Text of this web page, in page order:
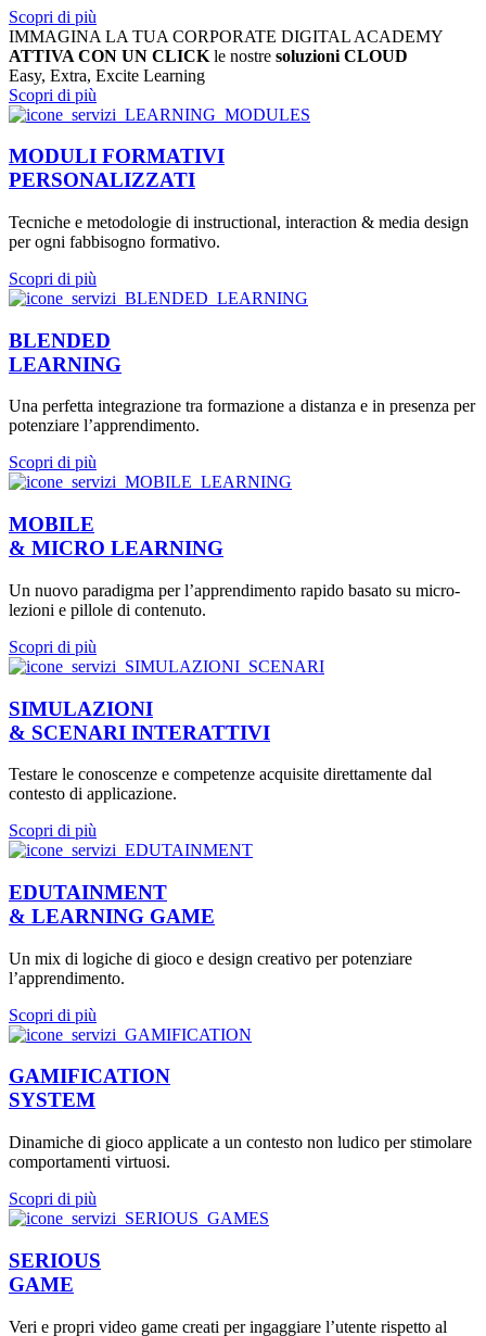
Scopri di più
IMMAGINA LA TUA CORPORATE DIGITAL ACADEMY
ATTIVA CON UN CLICK le nostre soluzioni CLOUD
Easy, Extra, Excite Learning
Scopri di più
MODULI FORMATIVI
PERSONALIZZATI
Tecniche e metodologie di instructional, interaction & media design
per ogni fabbisogno formativo.
Scopri di più
BLENDED
LEARNING
Una perfetta integrazione tra formazione a distanza e in presenza per
potenziare l’apprendimento.
Scopri di più
MOBILE
& MICRO LEARNING
Un nuovo paradigma per l’apprendimento rapido basato su micro-
lezioni e pillole di contenuto.
Scopri di più
SIMULAZIONI
& SCENARI INTERATTIVI
Testare le conoscenze e competenze acquisite direttamente dal
contesto di applicazione.
Scopri di più
EDUTAINMENT
& LEARNING GAME
Un mix di logiche di gioco e design creativo per potenziare
l’apprendimento.
Scopri di più
GAMIFICATION
SYSTEM
Dinamiche di gioco applicate a un contesto non ludico per stimolare
comportamenti virtuosi.
Scopri di più
SERIOUS
GAME
Veri e propri video game creati per ingaggiare l’utente rispetto al